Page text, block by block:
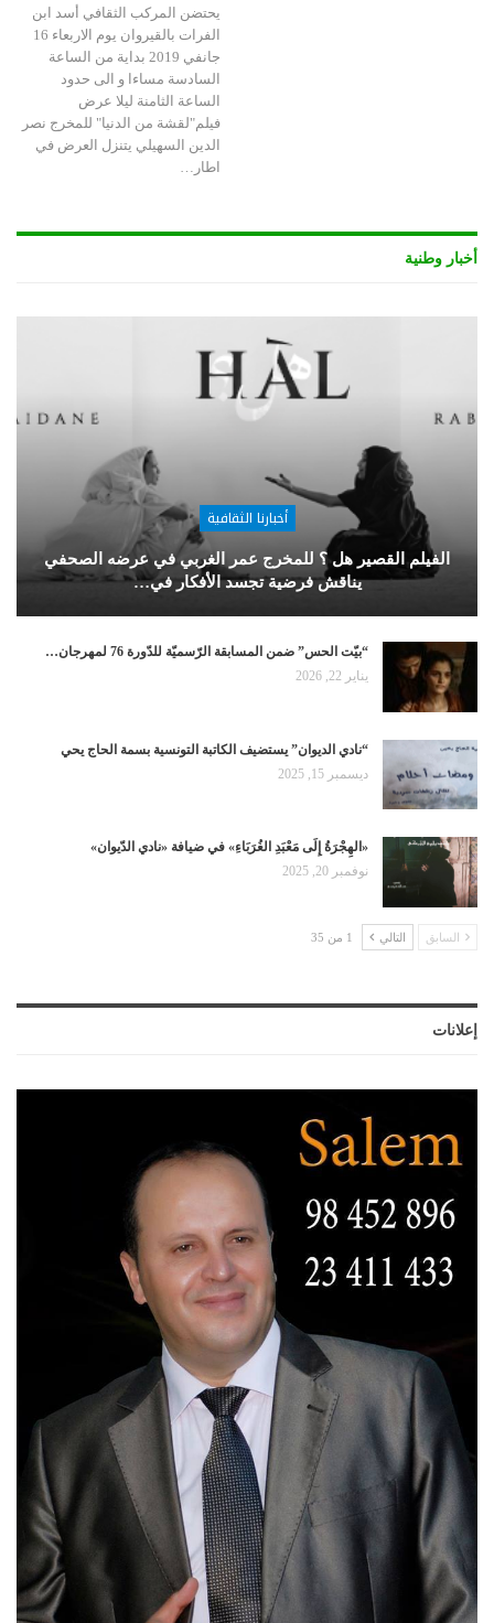
يحتضن المركب الثقافي أسد ابن
الفرات بالقيروان يوم الاربعاء 16
جانفي 2019 بداية من الساعة
السادسة مساءا و الى حدود
الساعة الثامنة ليلا عرض
فيلم"لقشة من الدنيا" للمخرج نصر
الدين السهيلي يتنزل العرض في
اطار…
أخبار وطنية
أخبارنا الثقافية
الفيلم القصير هل ؟ للمخرج عمر الغربي في عرضه الصحفي
يناقش فرضية تجسد الأفكار في…
“بيّت الحس” ضمن المسابقة الرّسميّة للدّورة 76 لمهرجان…
يناير 22, 2026
“نادي الديوان” يستضيف الكاتبة التونسية بسمة الحاج يحي
ديسمبر 15, 2025
«الهِجْرَةُ إِلَى مَعْبَدِ الغُرَبَاءِ» في ضيافة «نادي الدّيوان»
نوفمبر 20, 2025
السابق التالي 1 من 35
إعلانات